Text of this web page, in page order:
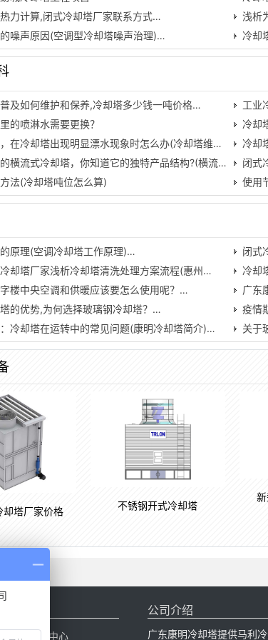
力计算,闭式冷却塔厂家联系方式…
浅析
噪声原因(空调型冷却塔噪声治理)…
冷却
及如何维护和保养,冷却塔多少钱一吨价格…
工业
的喷淋水需要更换？
冷却
在冷却塔出现明显漂水现象时怎么办(冷却塔维…
冷却
横流式冷却塔，你知道它的独特产品结构?(横流…
闭式
法(冷却塔吨位怎么算)
使用
原理(空调冷却塔工作原理)…
闭式
却塔厂家浅析冷却塔清洗处理方案流程(惠州…
冷却
楼中央空调和供暖应该要怎么使用呢？…
广东
的优势,为何选择玻璃钢冷却塔？…
疫情
冷却塔在运转中的常见问题(康明冷却塔简介)…
关于
却塔厂家价格 不锈钢开式冷却塔
产品中心
公司介绍
广东康明冷却塔提供马利